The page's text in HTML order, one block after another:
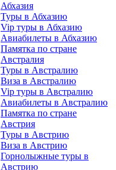
Абхазия
Туры в Абхазию
Vip туры в Абхазию
Авиабилеты в Абхазию
Памятка по стране
Австралия
Туры в Австралию
Виза в Австралию
Vip туры в Австралию
Авиабилеты в Австралию
Памятка по стране
Австрия
Туры в Австрию
Виза в Австрию
Горнолыжные туры в
Австрию